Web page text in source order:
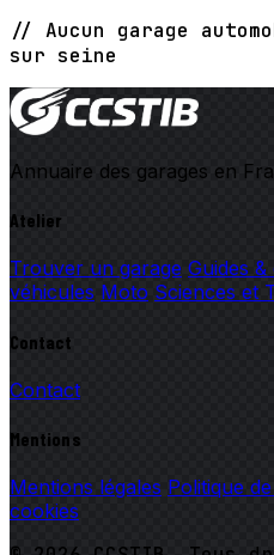
// Aucun garage
sur seine
Annuaire des garages en
Atelier
Trouver un garage Guides
véhicules Moto Sciences et
Contact
Contact
Mentions
Mentions légales Politique
cookies